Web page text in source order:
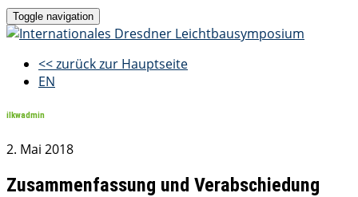
Toggle navigation
<< zurück zur Hauptseite
EN
ilkwadmin
2. Mai 2018
Zusammenfassung und Verabschiedung